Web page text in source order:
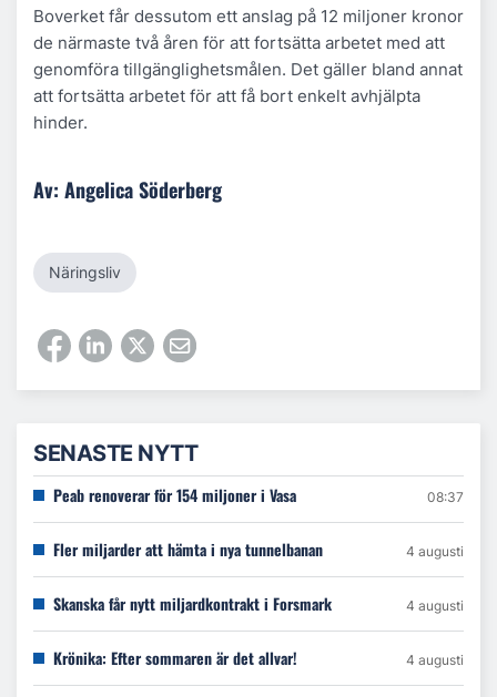
Boverket får dessutom ett anslag på 12 miljoner kronor
de närmaste två åren för att fortsätta arbetet med att
genomföra tillgänglighetsmålen. Det gäller bland annat
att fortsätta arbetet för att få bort enkelt avhjälpta
hinder.
Av: Angelica Söderberg
Näringsliv
SENASTE NYTT
Peab renoverar för 154 miljoner i Vasa 08:37
Fler miljarder att hämta i nya tunnelbanan 4 augusti
Skanska får nytt miljardkontrakt i Forsmark 4 augusti
Krönika: Efter sommaren är det allvar! 4 augusti